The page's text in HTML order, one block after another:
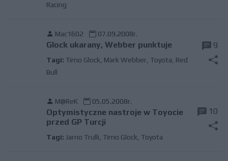
Racing
Mac1602 07.09.2008r.
Glock ukarany, Webber punktuje
Tagi: Timo Glock Mark Webber Toyota Red
Bull
9
M@ReK 05.05.2008r.
Optymistyczne nastroje w Toyocie
przed GP Turcji
Tagi: Jarno Trulli Timo Glock Toyota
10